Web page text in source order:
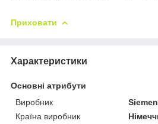
Приховати
Характеристики
Основні атрибути
Виробник
Країна виробник